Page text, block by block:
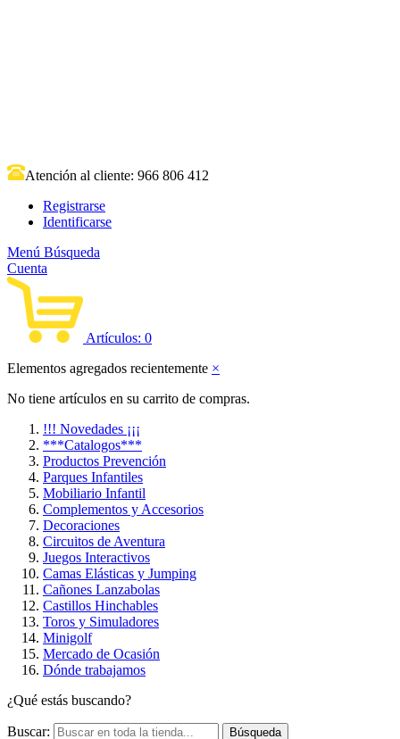
Atención al cliente: 966 806 412
Registrarse
Identificarse
Menú Búsqueda
Cuenta
Artículos: 0
Elementos agregados recientemente ×
No tiene artículos en su carrito de compras.
!!! Novedades ¡¡¡
***Catalogos***
Productos Prevención
Parques Infantiles
Mobiliario Infantil
Complementos y Accesorios
Decoraciones
Circuitos de Aventura
Juegos Interactivos
Camas Elásticas y Jumping
Cañones Lanzabolas
Castillos Hinchables
Toros y Simuladores
Minigolf
Mercado de Ocasión
Dónde trabajamos
¿Qué estás buscando?
Buscar: Búsqueda